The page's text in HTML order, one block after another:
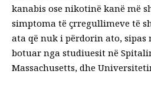
kanabis ose nikotinë kanë më
simptoma të çrregullimeve të
ata që nuk i përdorin ato,
botuar nga studiuesit në
Massachusetts, dhe